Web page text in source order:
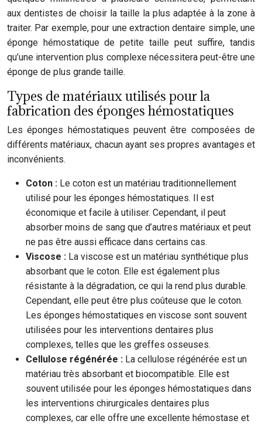
aux dentistes de choisir la taille la plus adaptée à la zone à
traiter. Par exemple, pour une extraction dentaire simple, une
éponge hémostatique de petite taille peut suffire, tandis
qu’une intervention plus complexe nécessitera peut-être une
éponge de plus grande taille.
Types de matériaux utilisés pour la
fabrication des éponges hémostatiques
Les éponges hémostatiques peuvent être composées de
différents matériaux, chacun ayant ses propres avantages et
inconvénients.
Coton : Le coton est un matériau traditionnellement
utilisé pour les éponges hémostatiques. Il est
économique et facile à utiliser. Cependant, il peut
absorber moins de sang que d’autres matériaux et peut
ne pas être aussi efficace dans certains cas.
Viscose : La viscose est un matériau synthétique plus
absorbant que le coton. Elle est également plus
résistante à la dégradation, ce qui la rend plus durable.
Cependant, elle peut être plus coûteuse que le coton.
Les éponges hémostatiques en viscose sont souvent
utilisées pour les interventions dentaires plus
complexes, telles que les greffes osseuses.
Cellulose régénérée : La cellulose régénérée est un
matériau très absorbant et biocompatible. Elle est
souvent utilisée pour les éponges hémostatiques dans
les interventions chirurgicales dentaires plus
complexes, car elle offre une excellente hémostase et